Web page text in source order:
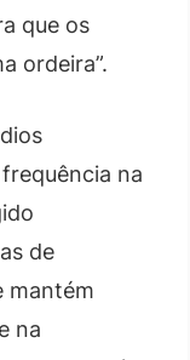
que os
ordeira”.
na
de
mantém
na